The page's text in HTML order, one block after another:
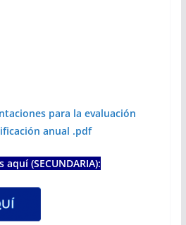
para la evaluación
anual .pdf
(SECUNDARIA):